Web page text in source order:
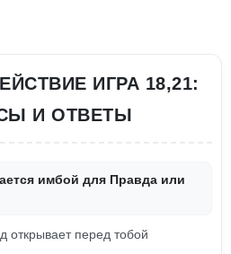
ИГРА 18,21:
И ОТВЕТЫ
имбой для Правда или
открывает перед тобой